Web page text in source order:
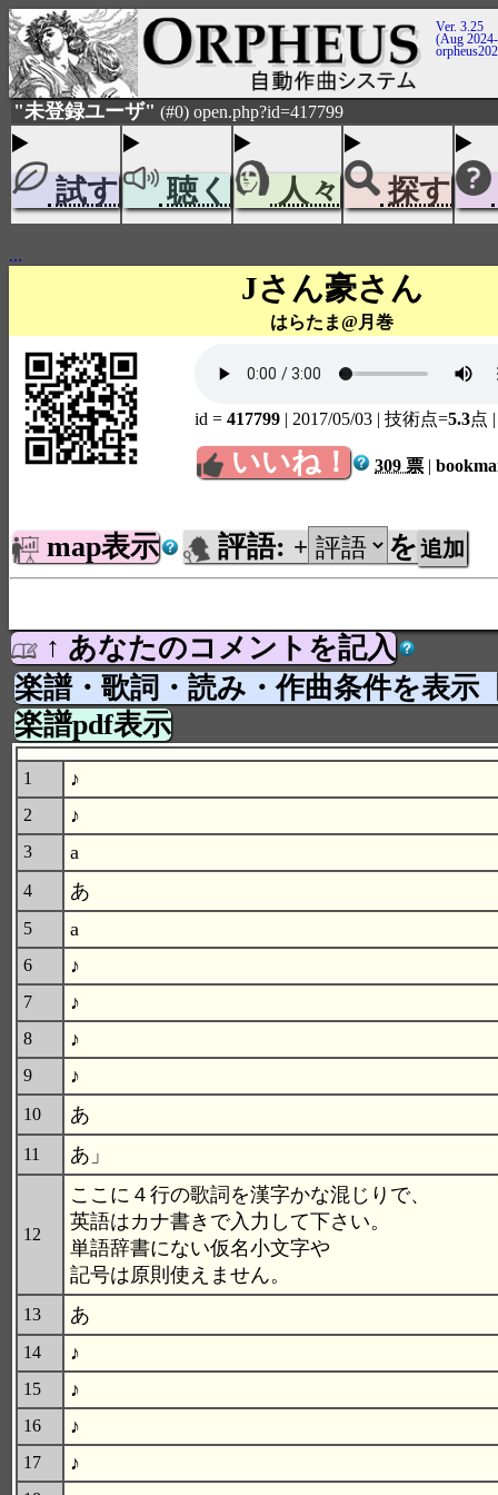
Ver. 3.25
(Aug
"未登録ユーザ" (#0) open.php?id=417799
試す 聴く 人々 探す
...
Jさん豪さん
はらたま@月巻
id = 417799 | 2017/05/03 | 技術点=5.3点
いいね！ 309 票 |
map表示 評語: + を
↑ あなたのコメントを記入
楽譜・歌詞・読み・作曲条件を表示
楽譜pdf表示
1 ♪
2 ♪
3 a
4 あ
5 a
6 ♪
7 ♪
8 ♪
9 ♪
10 あ
11 あ」
12
ここに４行の歌詞を漢字かな混じりで、
英語はカナ書きで入力して下さい。
単語辞書にない仮名小文字や
記号は原則使えません。
13 あ
14 ♪
15 ♪
16 ♪
17 ♪